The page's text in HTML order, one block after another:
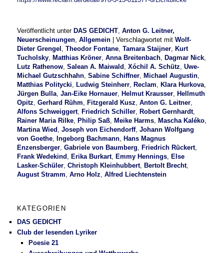
Veröffentlicht unter DAS GEDICHT ,Anton G. Leitner,
Neuerscheinungen ,Allgemein |Verschlagwortet mit Wolf-
Dieter Grengel ,Theodor Fontane ,Tamara Staijner ,Kurt
Tucholsky ,Matthias Kröner ,Anna Breitenbach ,Dagmar Nick
Lutz Rathenow ,Salean A. Maiwald ,Xóchil A. Schütz ,Uwe-
Michael Gutzschhahn ,Sabine Schiffner ,Michael Augustin
Matthias Politycki ,Ludwig Steinherr ,Reclam ,Klara Hurkova
Jürgen Bulla ,Jan-Eike Hornauer ,Helmut Krausser ,Hellmuth
Opitz ,Gerhard Rühm ,Fitzgerald Kusz ,Anton G. Leitner
Alfons Schweiggert,Friedrich Schiller ,Robert Gernhardt,
Rainer Maria Rilke ,Philip Saß ,Meike Harms ,Mascha Kaléko
Martina Wied ,Joseph von Eichendorff,Johann Wolfgang
von Goethe ,Ingeborg Bachmann ,Hans Magnus
Enzensberger ,Gabriele von Baumberg ,Friedrich Rückert,
Frank Wedekind ,Erika Burkart,Emmy Hennings ,Else
Lasker-Schüler ,Christoph Kleinhubbert,Bertolt Brecht,
August Stramm ,Arno Holz ,Alfred Liechtenstein
KATEGORIEN
DAS GEDICHT
Club der lesenden Lyriker
Poesie 21